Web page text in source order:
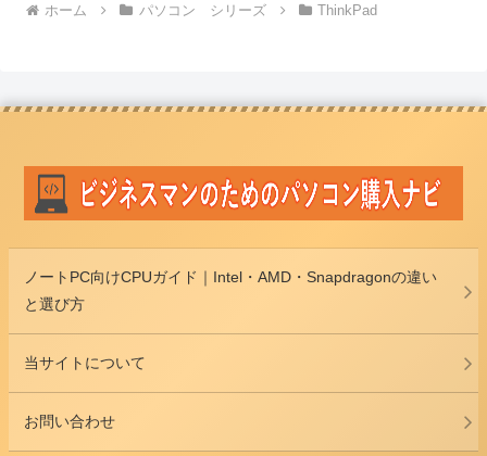
ホーム パソコン シリーズ ThinkPad
ノートPC向けCPUガイド｜Intel・AMD・Snapdragonの違い
と選び方
当サイトについて
お問い合わせ